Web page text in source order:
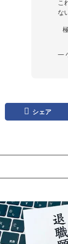
こ
な
—
シェア